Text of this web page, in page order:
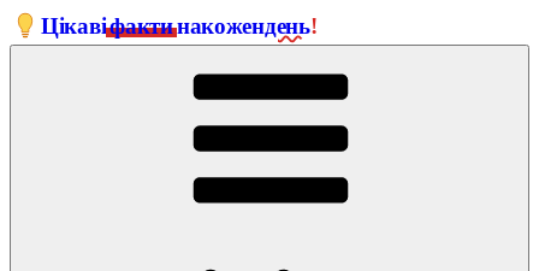
Перейти
до
Цікавіфактинакожендень!